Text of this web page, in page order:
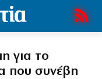
για το
που συνέβη